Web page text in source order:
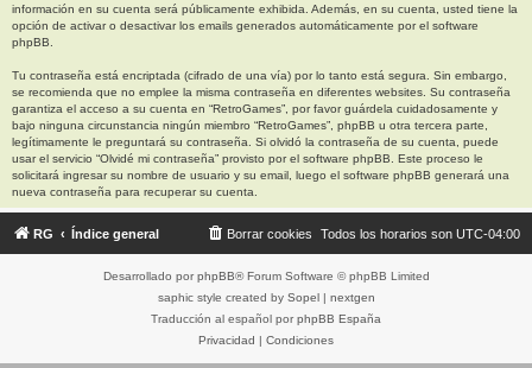
información en su cuenta será públicamente exhibida. Además, en su cuenta, usted tiene la
opción de activar o desactivar los emails generados automáticamente por el software
phpBB.
Tu contraseña está encriptada (cifrado de una vía) por lo tanto está segura. Sin embargo,
se recomienda que no emplee la misma contraseña en diferentes websites. Su contraseña
garantiza el acceso a su cuenta en “RetroGames”, por favor guárdela cuidadosamente y
bajo ninguna circunstancia ningún miembro “RetroGames”, phpBB u otra tercera parte,
legítimamente le preguntará su contraseña. Si olvidó la contraseña de su cuenta, puede
usar el servicio “Olvidé mi contraseña” provisto por el software phpBB. Este proceso le
solicitará ingresar su nombre de usuario y su email, luego el software phpBB generará una
nueva contraseña para recuperar su cuenta.
RG Índice general Todos los horarios son UTC-04:00
Borrar cookies
Desarrollado por phpBB® Forum Software © phpBB Limited
saphic style created by Sopel| nextgen
Traducción al español por phpBB España
Privacidad | Condiciones